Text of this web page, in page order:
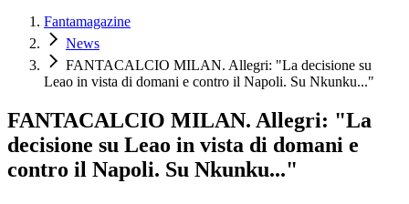
Fantamagazine
News
FANTACALCIO MILAN. Allegri: "La decisione su
Leao in vista di domani e contro il Napoli. Su Nkunku..."
FANTACALCIO MILAN. Allegri: "La
decisione su Leao in vista di domani e
contro il Napoli. Su Nkunku..."